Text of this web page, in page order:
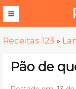
Receitas 123 »
Pão de